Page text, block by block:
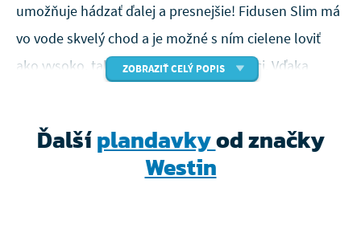
umožňuje hádzať ďalej a presnejšie! Fidusen Slim má
vo vode skvelý chod a je možné s ním cielene loviť
ako vysoko, tak hlboko vo vodnom stĺpci. Vďaka
Perfektná mikro nástraha pre všetky
ZOBRAZIŤ CELÝ POPIS
Ďalšíplandavkyod značky
Westin